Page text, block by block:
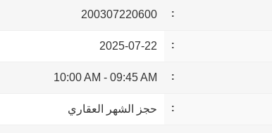
200307220600
2025-07-22
09:45 AM
-
10:00 AM
حجز الشهر العقاري